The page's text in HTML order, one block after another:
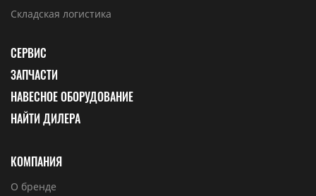
Складская логистика
СЕРВИС
ЗАПЧАСТИ
НАВЕСНОЕ ОБОРУДОВАНИЕ
НАЙТИ ДИЛЕРА
КОМПАНИЯ
О бренде